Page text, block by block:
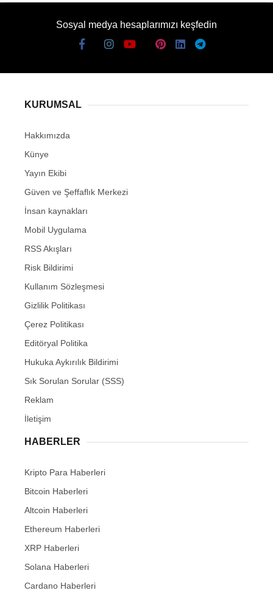
Sosyal medya hesaplarımızı keşfedin
KURUMSAL
Hakkımızda
Künye
Yayın Ekibi
Güven ve Şeffaflık Merkezi
İnsan kaynakları
Mobil Uygulama
RSS Akışları
Risk Bildirimi
Kullanım Sözleşmesi
Gizlilik Politikası
Çerez Politikası
Editöryal Politika
Hukuka Aykırılık Bildirimi
Sık Sorulan Sorular (SSS)
Reklam
İletişim
HABERLER
Kripto Para Haberleri
Bitcoin Haberleri
Altcoin Haberleri
Ethereum Haberleri
XRP Haberleri
Solana Haberleri
Cardano Haberleri